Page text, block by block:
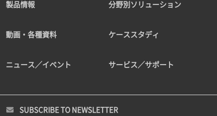
製品情報 分野別ソリューション
動画・各種資料 ケーススタディ
ニュース／イベント サービス／サポート
SUBSCRIBE TO NEWSLETTER